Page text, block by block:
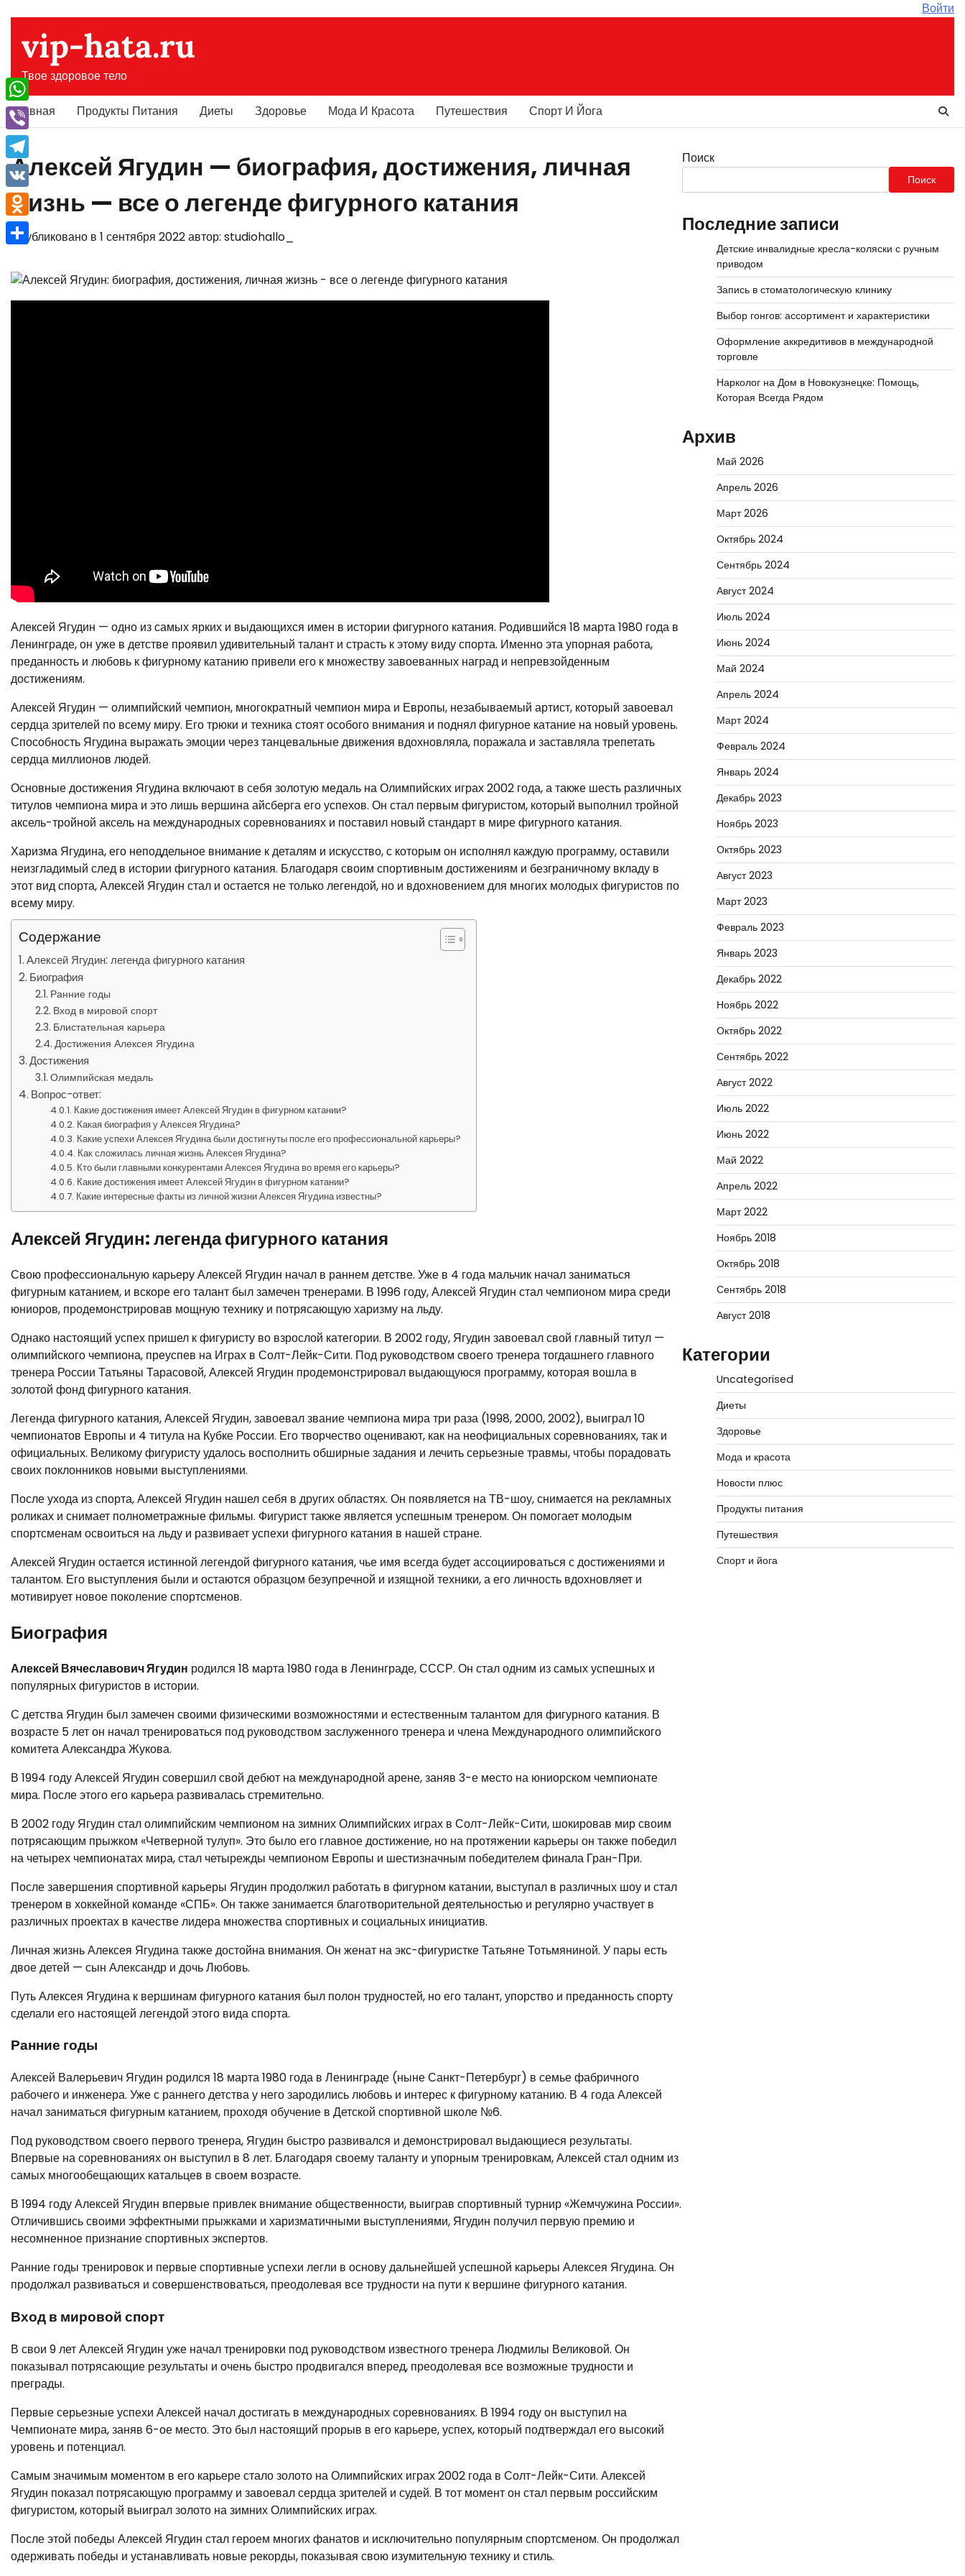
содержимому
Войти
vip-hata.ru
Твое здоровое тело
Главная Продукты Питания Диеты Здоровье Мода И Красота Путешествия Спорт И Йога
Алексей Ягудин — биография, достижения, личная
жизнь — все о легенде фигурного катания
Опубликовано в 1 сентября 2022автор: studiohallo_
Алексей Ягудин — одно из самых ярких и выдающихся имен в истории фигурного катания. Родившийся 18 марта 1980 года в
Ленинграде, он уже в детстве проявил удивительный талант и страсть к этому виду спорта. Именно эта упорная работа,
преданность и любовь к фигурному катанию привели его к множеству завоеванных наград и непревзойденным
достижениям.
Алексей Ягудин — олимпийский чемпион, многократный чемпион мира и Европы, незабываемый артист, который завоевал
сердца зрителей по всему миру. Его трюки и техника стоят особого внимания и поднял фигурное катание на новый уровень.
Способность Ягудина выражать эмоции через танцевальные движения вдохновляла, поражала и заставляла трепетать
сердца миллионов людей.
Основные достижения Ягудина включают в себя золотую медаль на Олимпийских играх 2002 года, а также шесть различных
титулов чемпиона мира и это лишь вершина айсберга его успехов. Он стал первым фигуристом, который выполнил тройной
аксель-тройной аксель на международных соревнованиях и поставил новый стандарт в мире фигурного катания.
Харизма Ягудина, его неподдельное внимание к деталям и искусство, с которым он исполнял каждую программу, оставили
неизгладимый след в истории фигурного катания. Благодаря своим спортивным достижениям и безграничному вкладу в
этот вид спорта, Алексей Ягудин стал и остается не только легендой, но и вдохновением для многих молодых фигуристов по
всему миру.
Содержание
Алексей Ягудин: легенда фигурного катания
Биография
Ранние годы
Вход в мировой спорт
Блистательная карьера
Достижения Алексея Ягудина
Достижения
Олимпийская медаль
Вопрос-ответ:
Какие достижения имеет Алексей Ягудин в фигурном катании?
Какая биография у Алексея Ягудина?
Какие успехи Алексея Ягудина были достигнуты после его профессиональной карьеры?
Как сложилась личная жизнь Алексея Ягудина?
Кто были главными конкурентами Алексея Ягудина во время его карьеры?
Какие достижения имеет Алексей Ягудин в фигурном катании?
Какие интересные факты из личной жизни Алексея Ягудина известны?
Алексей Ягудин: легенда фигурного катания
Свою профессиональную карьеру Алексей Ягудин начал в раннем детстве. Уже в 4 года мальчик начал заниматься
фигурным катанием, и вскоре его талант был замечен тренерами. В 1996 году, Алексей Ягудин стал чемпионом мира среди
юниоров, продемонстрировав мощную технику и потрясающую харизму на льду.
Однако настоящий успех пришел к фигуристу во взрослой категории. В 2002 году, Ягудин завоевал свой главный титул —
олимпийского чемпиона, преуспев на Играх в Солт-Лейк-Сити. Под руководством своего тренера тогдашнего главного
тренера России Татьяны Тарасовой, Алексей Ягудин продемонстрировал выдающуюся программу, которая вошла в
золотой фонд фигурного катания.
Легенда фигурного катания, Алексей Ягудин, завоевал звание чемпиона мира три раза (1998, 2000, 2002), выиграл 10
чемпионатов Европы и 4 титула на Кубке России. Его творчество оценивают, как на неофициальных соревнованиях, так и
официальных. Великому фигуристу удалось восполнить обширные задания и лечить серьезные травмы, чтобы порадовать
своих поклонников новыми выступлениями.
После ухода из спорта, Алексей Ягудин нашел себя в других областях. Он появляется на ТВ-шоу, снимается на рекламных
роликах и снимает полнометражные фильмы. Фигурист также является успешным тренером. Он помогает молодым
спортсменам освоиться на льду и развивает успехи фигурного катания в нашей стране.
Алексей Ягудин остается истинной легендой фигурного катания, чье имя всегда будет ассоциироваться с достижениями и
талантом. Его выступления были и остаются образцом безупречной и изящной техники, а его личность вдохновляет и
мотивирует новое поколение спортсменов.
Биография
Алексей Вячеславович Ягудин родился 18 марта 1980 года в Ленинграде, СССР. Он стал одним из самых успешных и
популярных фигуристов в истории.
С детства Ягудин был замечен своими физическими возможностями и естественным талантом для фигурного катания. В
возрасте 5 лет он начал тренироваться под руководством заслуженного тренера и члена Международного олимпийского
комитета Александра Жукова.
В 1994 году Алексей Ягудин совершил свой дебют на международной арене, заняв 3-е место на юниорском чемпионате
мира. После этого его карьера развивалась стремительно.
В 2002 году Ягудин стал олимпийским чемпионом на зимних Олимпийских играх в Солт-Лейк-Сити, шокировав мир своим
потрясающим прыжком «Четверной тулуп». Это было его главное достижение, но на протяжении карьеры он также победил
на четырех чемпионатах мира, стал четырежды чемпионом Европы и шестизначным победителем финала Гран-При.
После завершения спортивной карьеры Ягудин продолжил работать в фигурном катании, выступал в различных шоу и стал
тренером в хоккейной команде «СПБ». Он также занимается благотворительной деятельностью и регулярно участвует в
различных проектах в качестве лидера множества спортивных и социальных инициатив.
Личная жизнь Алексея Ягудина также достойна внимания. Он женат на экс-фигуристке Татьяне Тотьмяниной. У пары есть
двое детей — сын Александр и дочь Любовь.
Путь Алексея Ягудина к вершинам фигурного катания был полон трудностей, но его талант, упорство и преданность спорту
сделали его настоящей легендой этого вида спорта.
Ранние годы
Алексей Валерьевич Ягудин родился 18 марта 1980 года в Ленинграде (ныне Санкт-Петербург) в семье фабричного
рабочего и инженера. Уже с раннего детства у него зародились любовь и интерес к фигурному катанию. В 4 года Алексей
начал заниматься фигурным катанием, проходя обучение в Детской спортивной школе №6.
Под руководством своего первого тренера, Ягудин быстро развивался и демонстрировал выдающиеся результаты.
Впервые на соревнованиях он выступил в 8 лет. Благодаря своему таланту и упорным тренировкам, Алексей стал одним из
самых многообещающих катальцев в своем возрасте.
В 1994 году Алексей Ягудин впервые привлек внимание общественности, выиграв спортивный турнир «Жемчужина России».
Отличившись своими эффектными прыжками и харизматичными выступлениями, Ягудин получил первую премию и
несомненное признание спортивных экспертов.
Ранние годы тренировок и первые спортивные успехи легли в основу дальнейшей успешной карьеры Алексея Ягудина. Он
продолжал развиваться и совершенствоваться, преодолевая все трудности на пути к вершине фигурного катания.
Вход в мировой спорт
В свои 9 лет Алексей Ягудин уже начал тренировки под руководством известного тренера Людмилы Великовой. Он
показывал потрясающие результаты и очень быстро продвигался вперед, преодолевая все возможные трудности и
преграды.
Первые серьезные успехи Алексей начал достигать в международных соревнованиях. В 1994 году он выступил на
Чемпионате мира, заняв 6-ое место. Это был настоящий прорыв в его карьере, успех, который подтверждал его высокий
уровень и потенциал.
Самым значимым моментом в его карьере стало золото на Олимпийских играх 2002 года в Солт-Лейк-Сити. Алексей
Ягудин показал потрясающую программу и завоевал сердца зрителей и судей. В тот момент он стал первым российским
фигуристом, который выиграл золото на зимних Олимпийских играх.
После этой победы Алексей Ягудин стал героем многих фанатов и исключительно популярным спортсменом. Он продолжал
одерживать победы и устанавливать новые рекорды, показывая свою изумительную технику и стиль.
Поиск
Поиск
Последние записи
Детские инвалидные кресла-коляски с ручным
приводом
Запись в стоматологическую клинику
Выбор гонгов: ассортимент и характеристики
Оформление аккредитивов в международной
торговле
Нарколог на Дом в Новокузнецке: Помощь,
Которая Всегда Рядом
Архив
Май 2026
Апрель 2026
Март 2026
Октябрь 2024
Сентябрь 2024
Август 2024
Июль 2024
Июнь 2024
Май 2024
Апрель 2024
Март 2024
Февраль 2024
Январь 2024
Декабрь 2023
Ноябрь 2023
Октябрь 2023
Август 2023
Март 2023
Февраль 2023
Январь 2023
Декабрь 2022
Ноябрь 2022
Октябрь 2022
Сентябрь 2022
Август 2022
Июль 2022
Июнь 2022
Май 2022
Апрель 2022
Март 2022
Ноябрь 2018
Октябрь 2018
Сентябрь 2018
Август 2018
Категории
Uncategorised
Диеты
Здоровье
Мода и красота
Новости плюс
Продукты питания
Путешествия
Спорт и йога
WhatsApp
Viber
Telegram
VK
Odnoklassniki